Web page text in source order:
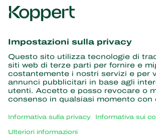
Ricevi le ultime novità e
informazioni
Iscriviti qui
Partner con la natura
Vespe parassite
Informazioni su Koppert